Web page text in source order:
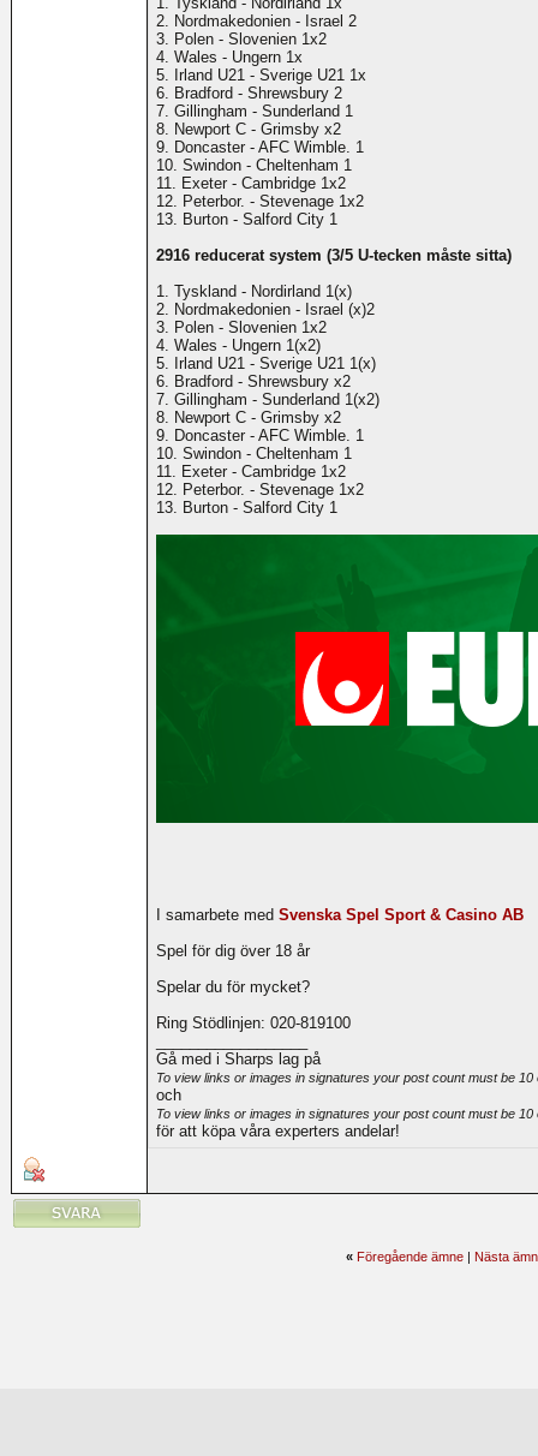
2. Nordmakedonien - Israel 2
3. Polen - Slovenien 1x2
4. Wales - Ungern 1x
5. Irland U21 - Sverige U21 1x
6. Bradford - Shrewsbury 2
7. Gillingham - Sunderland 1
8. Newport C - Grimsby x2
9. Doncaster - AFC Wimble. 1
10. Swindon - Cheltenham 1
11. Exeter - Cambridge 1x2
12. Peterbor. - Stevenage 1x2
13. Burton - Salford City 1
2916 reducerat system (3/5 U-tecken måste sitta)
1. Tyskland - Nordirland 1(x)
2. Nordmakedonien - Israel (x)2
3. Polen - Slovenien 1x2
4. Wales - Ungern 1(x2)
5. Irland U21 - Sverige U21 1(x)
6. Bradford - Shrewsbury x2
7. Gillingham - Sunderland 1(x2)
8. Newport C - Grimsby x2
9. Doncaster - AFC Wimble. 1
10. Swindon - Cheltenham 1
11. Exeter - Cambridge 1x2
12. Peterbor. - Stevenage 1x2
13. Burton - Salford City 1
I samarbete med Svenska Spel Sport & Casino AB
Spel för dig över 18 år
Spelar du för mycket?
Ring Stödlinjen: 020-819100
Gå med i Sharps lag på
To view links or images in signatures your post count must be
och
To view links or images in signatures your post count must be
för att köpa våra experters andelar!
« Föregående ämne| Nästa